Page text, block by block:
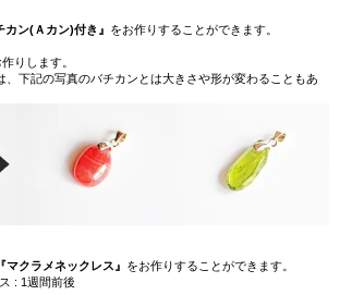
カン(Ａカン)付き』 をお作りすることができます。
りします。
下記の写真のバチカンとは大きさや形が変わることもあ
『マクラメネックレス』 をお作りすることができます。
: 1週間前後